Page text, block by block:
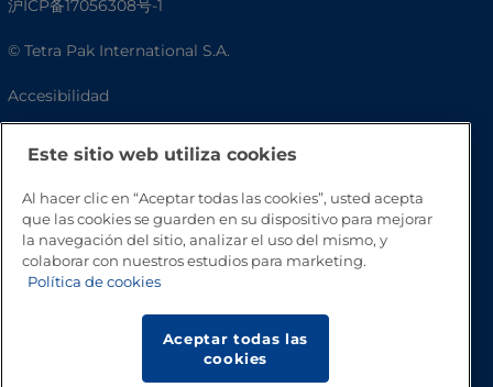
沪ICP备17056308号-1
© Tetra Pak International S.A.
Accesibilidad
Este sitio web utiliza cookies
Al hacer clic en “Aceptar todas las cookies”, usted acepta
que las cookies se guarden en su dispositivo para mejorar
la navegación del sitio, analizar el uso del mismo, y
colaborar con nuestros estudios para marketing.
Política de cookies
Aceptar todas las
cookies